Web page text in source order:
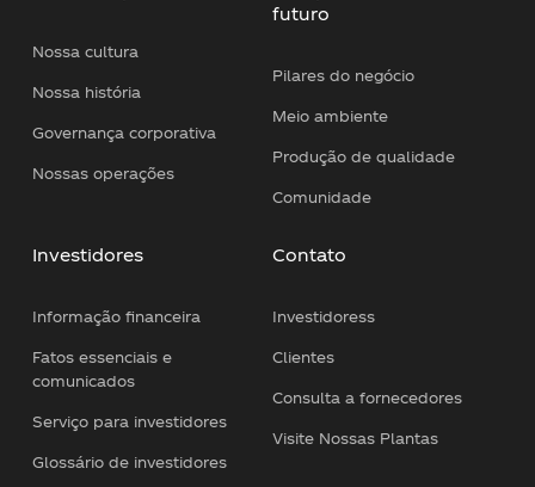
Nossa cultura
Nossa história
Governança corporativa
Nossas operações
futuro
Pilares do negócio
Meio ambiente
Produção de qualidade
Comunidade
Investidores
Informação financeira
Fatos essenciais e
comunicados
Serviço para investidores
Glossário de investidores
Contato
Investidoress
Clientes
Consulta a fornecedores
Visite Nossas Plantas